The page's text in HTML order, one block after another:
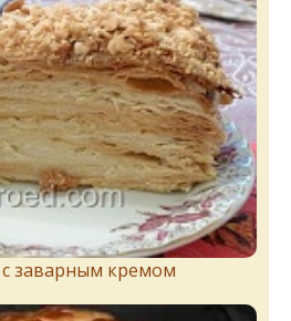
заварным кремом